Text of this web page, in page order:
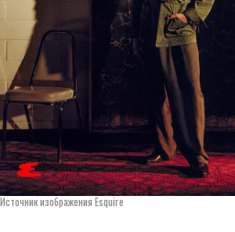
Источник изображения Esquire